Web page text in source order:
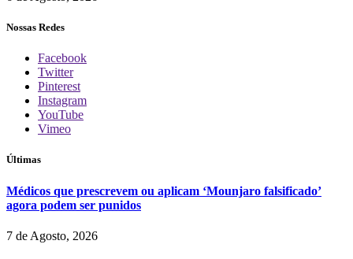
Nossas Redes
Facebook
Twitter
Pinterest
Instagram
YouTube
Vimeo
Últimas
Médicos que prescrevem ou aplicam ‘Mounjaro falsificado’
agora podem ser punidos
7 de Agosto, 2026